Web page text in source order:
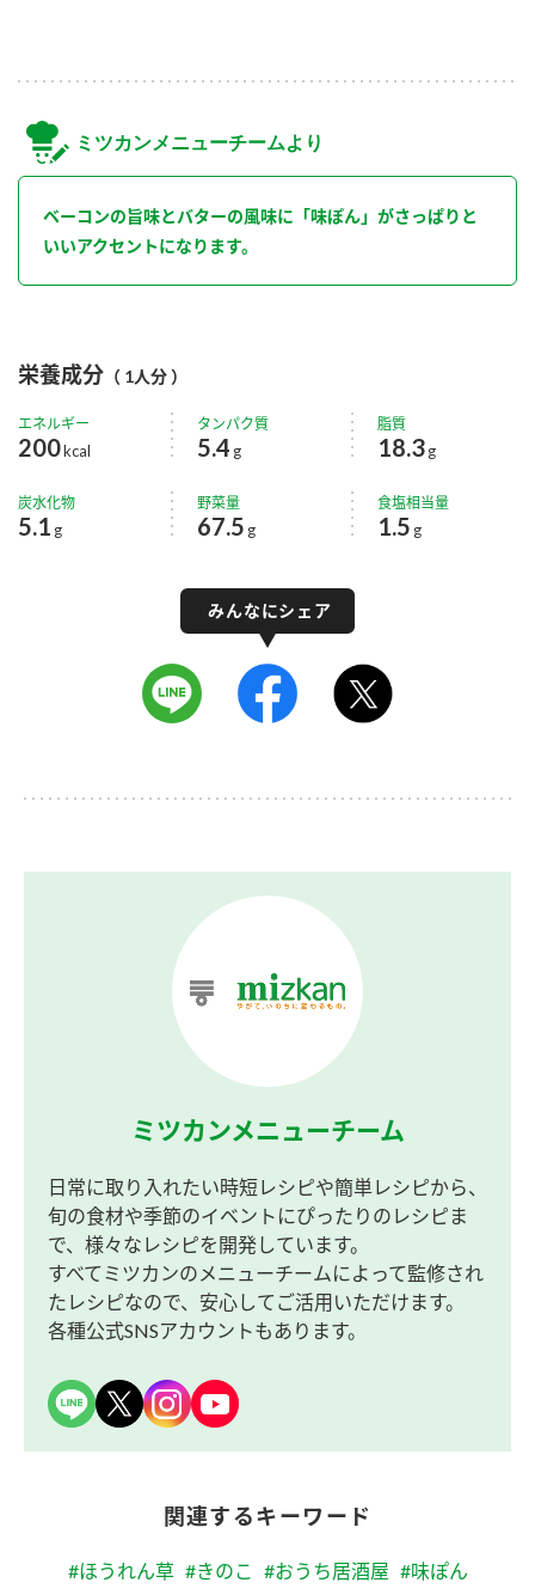
ミツカンメニューチームより
ベーコンの旨味とバターの風味に「味ぽん」がさっぱりと
いいアクセントになります。
栄養成分 （ 1人分 ）
エネルギー
200kcal
タンパク質
5.4 g
脂質
18.3 g
炭水化物
5.1 g
野菜量
67.5 g
食塩相当量
1.5 g
ミツカンメニューチーム
日常に取り入れたい時短レシピや簡単レシピから、
旬の食材や季節のイベントにぴったりのレシピま
で、様々なレシピを開発しています。
すべてミツカンのメニューチームによって監修され
たレシピなので、安心してご活用いただけます。
各種公式SNSアカウントもあります。
関連するキーワード
#ほうれん草 #きのこ #おうち居酒屋 #味ぽん